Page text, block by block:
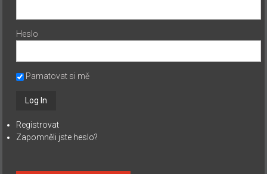
Heslo
Pamatovat si mě
Registrovat
Zapomněli jste heslo?